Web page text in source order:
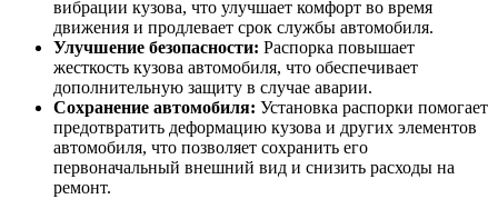
вибрации кузова, что улучшает комфорт во время
движения и продлевает срок службы автомобиля.
Улучшение безопасности: Распорка повышает
жесткость кузова автомобиля, что обеспечивает
дополнительную защиту в случае аварии.
Сохранение автомобиля: Установка распорки помогает
предотвратить деформацию кузова и других элементов
автомобиля, что позволяет сохранить его
первоначальный внешний вид и снизить расходы на
ремонт.